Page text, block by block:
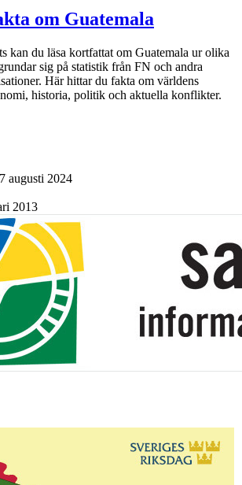
om Guatemala
kan du läsa kortfattat om Guatemala ur olika
sig på statistik från FN och andra
Här hittar du fakta om världens
historia, politik och aktuella konflikter.
augusti 2024
2013